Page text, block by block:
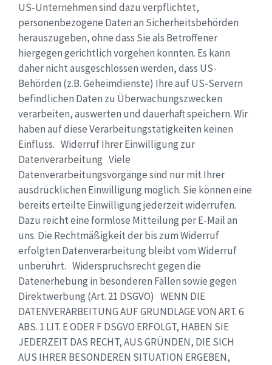
US-Unternehmen sind dazu verpflichtet,
personenbezogene Daten an Sicherheitsbehörden
herauszugeben, ohne dass Sie als Betroffener
hiergegen gerichtlich vorgehen könnten. Es kann
daher nicht ausgeschlossen werden, dass US-
Behörden (z.B. Geheimdienste) Ihre auf US-Servern
befindlichen Daten zu Überwachungszwecken
verarbeiten, auswerten und dauerhaft speichern. Wir
haben auf diese Verarbeitungstätigkeiten keinen
Einfluss. Widerruf Ihrer Einwilligung zur
Datenverarbeitung Viele
Datenverarbeitungsvorgänge sind nur mit Ihrer
ausdrücklichen Einwilligung möglich. Sie können eine
bereits erteilte Einwilligung jederzeit widerrufen.
Dazu reicht eine formlose Mitteilung per E-Mail an
uns. Die Rechtmäßigkeit der bis zum Widerruf
erfolgten Datenverarbeitung bleibt vom Widerruf
unberührt. Widerspruchsrecht gegen die
Datenerhebung in besonderen Fällen sowie gegen
Direktwerbung (Art. 21 DSGVO) WENN DIE
DATENVERARBEITUNG AUF GRUNDLAGE VON ART. 6
ABS. 1 LIT. E ODER F DSGVO ERFOLGT, HABEN SIE
JEDERZEIT DAS RECHT, AUS GRÜNDEN, DIE SICH
AUS IHRER BESONDEREN SITUATION ERGEBEN,